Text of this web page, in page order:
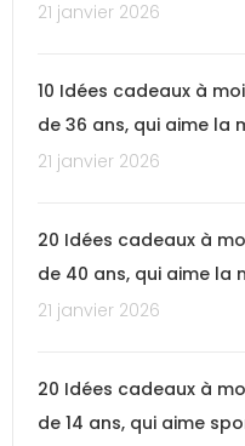
21 janvier 2026
10 Idées cadeaux à
de 36 ans, qui aime la
21 janvier 2026
20 Idées cadeaux à
de 40 ans, qui aime la
21 janvier 2026
20 Idées cadeaux à
de 14 ans, qui aime